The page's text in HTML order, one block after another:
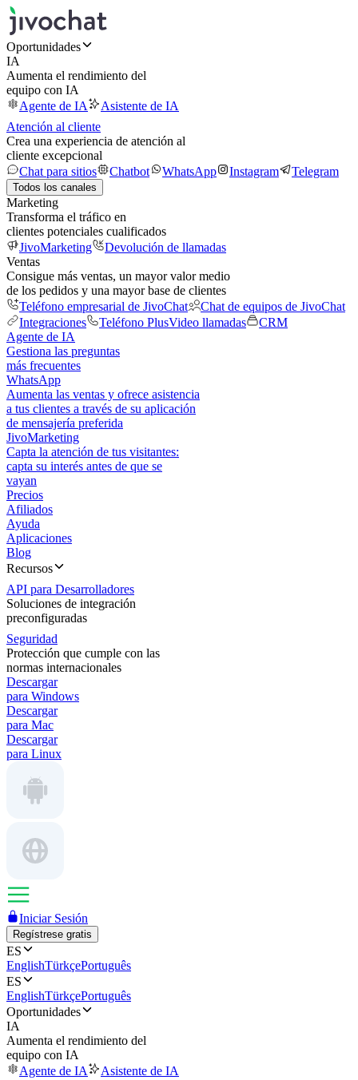
Oportunidades
IA
Aumenta el rendimiento del
equipo con IA
Agente de IA
Asistente de IA
Atención al cliente
Crea una experiencia de atención al
cliente excepcional
Chat para sitios
Chatbot WhatsApp Instagram Telegram
Todos los canales
Marketing
Transforma el tráfico en
clientes potenciales cualificados
JivoMarketing
Devolución de llamadas
Ventas
Consigue más ventas, un mayor valor medio
de los pedidos y una mayor base de clientes
Teléfono empresarial de JivoChat
Chat de equipos de JivoChat
Integraciones
Teléfono PlusVideo llamadas
CRM
Agente de IA
Gestiona las preguntas
más frecuentes
WhatsApp
Aumenta las ventas y ofrece asistencia
a tus clientes a través de su aplicación
de mensajería preferida
JivoMarketing
Capta la atención de tus visitantes:
capta su interés antes de que se
vayan
Precios
Afiliados
Ayuda
Aplicaciones
Blog
Recursos
API para Desarrolladores
Soluciones de integración
preconfiguradas
Seguridad
Protección que cumple con las
normas internacionales
Descargar
para Windows
Descargar
para Mac
Descargar
para Linux
Iniciar Sesión
Regístrese gratis
ES
EnglishTürkçePortuguês
ES
EnglishTürkçePortuguês
Oportunidades
IA
Aumenta el rendimiento del
equipo con IA
Agente de IA
Asistente de IA